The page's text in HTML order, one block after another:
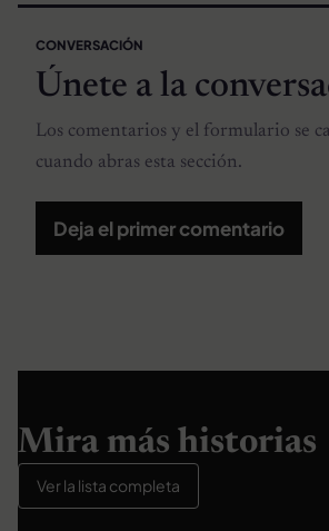
CONVERSACIÓN
Únete a la
Los comentarios y el formulario se
cuando abras esta sección.
Deja el primer comentario
Mira más historias
Ver la lista completa